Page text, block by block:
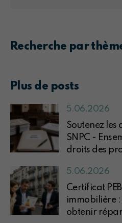
Recherche par
Plus de posts
5.06.2026
Soutenez les
SNPC -
droits des
5.06.2026
Certificat
immobilière
obtenir